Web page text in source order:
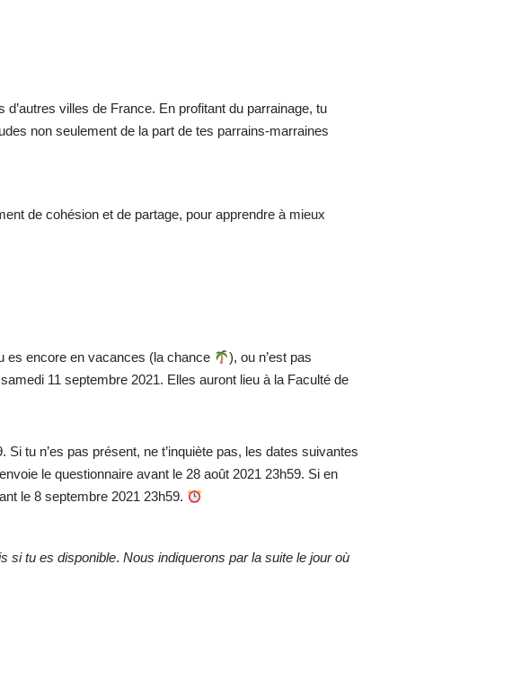
villes de France. En profitant du parrainage, tu
non seulement de la part de tes parrains-marraines
de cohésion et de partage, pour apprendre à mieux
es encore en vacances (la chance
), ou n’est pas
11 septembre 2021. Elles auront lieu à la Faculté de
tu n’es pas présent, ne t’inquiète pas, les dates suivantes
le questionnaire avant le 28 août 2021 23h59. Si en
le 8 septembre 2021 23h59.
si tu es disponible.Nous indiquerons par la suite le jour où